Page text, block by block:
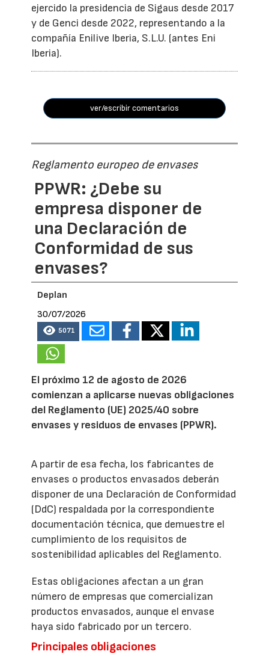
ejercido la presidencia de Sigaus desde 2017
y de Genci desde 2022, representando a la
compañía Enilive Iberia, S.L.U. (antes Eni
Iberia).
ver/escribir comentarios
Reglamento europeo de envases
PPWR: ¿Debe su
empresa disponer de
una Declaración de
Conformidad de sus
envases?
Deplan
30/07/2026
5071
El próximo 12 de agosto de 2026
comienzan a aplicarse nuevas obligaciones
del Reglamento (UE) 2025/40 sobre
envases y residuos de envases (PPWR).
A partir de esa fecha, los fabricantes de
envases o productos envasados deberán
disponer de una Declaración de Conformidad
(DdC) respaldada por la correspondiente
documentación técnica, que demuestre el
cumplimiento de los requisitos de
sostenibilidad aplicables del Reglamento.
Estas obligaciones afectan a un gran
número de empresas que comercializan
productos envasados, aunque el envase
haya sido fabricado por un tercero.
Principales obligaciones